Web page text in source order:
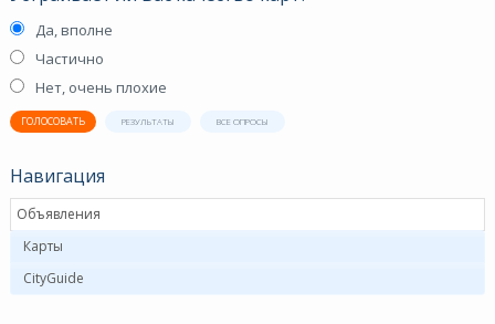
Да, вполне
Частично
Нет, очень плохие
ГОЛОСОВАТЬ РЕЗУЛЬТАТЫ ВСЕ ОПРОСЫ
Навигация
Объявления
Карты
CityGuide